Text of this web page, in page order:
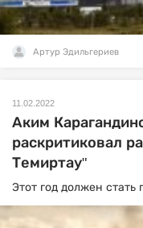
Артур Эдильгериев
11.02.2022
Аким
раскритиковал
Темиртау"
Этот год должен стать